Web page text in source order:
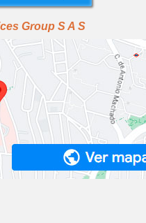
Group S A S